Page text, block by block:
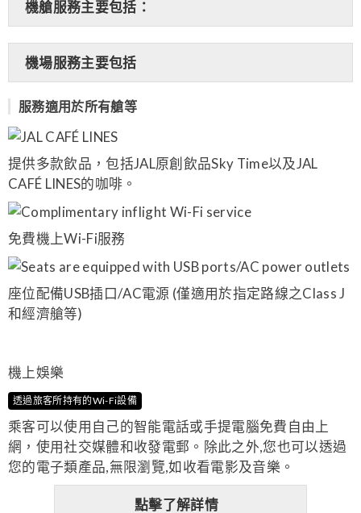
機艙服務主要包括：
機場服務主要包括
服務適用於所有艙等
提供多款飲品，包括JAL原創飲品Sky Time以及JAL
CAFÉ LINES的咖啡。
免費機上Wi-Fi服務
座位配備USB插口/AC電源 (僅適用於指定路線之Class J
和經濟艙等)
機上娛樂
透過旅客所持有的Wi-Fi設備
乘客可以使用自己的智能電話或手提電腦免費自由上
網，使用社交媒體和收發電郵。除此之外,您也可以透過
您的電子類產品,無限瀏覽,如收看電影及音樂。
點擊了解詳情